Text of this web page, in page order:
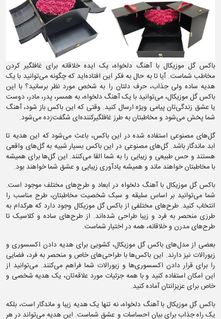
باکس گل موزیکال با آهنگ دلخواه، یک ایده خلاقانه برای غافلگیر کردن
مخاطب شماست. آیا تا به حال به فکر این افتاده‌اید که چگونه می‌توانید با یک
هدیه ساده ولی جذاب، حرف دلتان را به شخص مورد نظر برسانید؟ با این
باکس گل موزیکال، می‌توانید با یک آهنگ دلخواه، به همسر، پدر، مادر، دوست
یا عشق زندگی‌تان پیامی ویژه ارسال کنید. وقتی که این باکس باز شود، آهنگ
شما پخش می‌شود و مخاطبتان به طرز غافلگیرکننده‌ای شگفت‌زده می‌شود.
گل‌های مصنوعی استفاده شده در این باکس، باعث می‌شود که این هدیه تا
ابد ماندگار باشد. گل‌های مصنوعی در این باکس بسیار شبیه به گل‌های واقعی
هستند و حس طبیعی و زیبایی را به شما القا می‌کنند. این گل‌ها برای همیشه
با مخاطبتان خواهند ماند و همیشه یادآوری زیبایی و عشق شما خواهند بود.
باکس گل موزیکال با آهنگ دلخواه در ابعاد و طرح‌های مختلف موجود است.
شما می‌توانید بر اساس سلیقه و سبک شخصیت مخاطبتان، طرح مناسب را
انتخاب کنید. طرح‌های مختلفی از باکس گل موزیکال وجود دارد که هرکدام به
طرزی منحصر به فرد و زیبا طراحی شده‌اند. از طرح‌های ساده و کلاسیک تا
طرح‌های مدرن و خلاقانه، همه در اختیار شماست.
بعضی از مدل‌های باکس گل موزیکال، کشویی برای هدیه دادن اکسسوری و
زیورالات نیز دارند. این باکس‌ها با طراحی‌های خاص و منحصر به فرد، فضایی
را برای قرار دادن اکسسوری‌ها و زیورالات شما فراهم می‌کنند. می‌توانید از
این امکان استفاده کنید و با همه جزئیات مورد علاقه‌تان، یک هدیه شخصی و
خاص برای عزیزانتان آماده کنید.
باکس گل موزیکال با آهنگ دلخواه، نه تنها یک هدیه زیبا و ماندگار است، بلکه
یک راه جذاب برای بیان احساسات و عشق شماست. این هدیه می‌تواند در هر